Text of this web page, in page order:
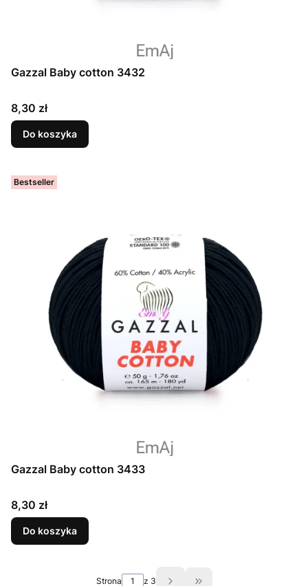
Gazzal Baby cotton 3432
Cena
8,30 zł
Do koszyka
Bestseller
Gazzal Baby cotton 3433
Cena
8,30 zł
Do koszyka
Strona z 3